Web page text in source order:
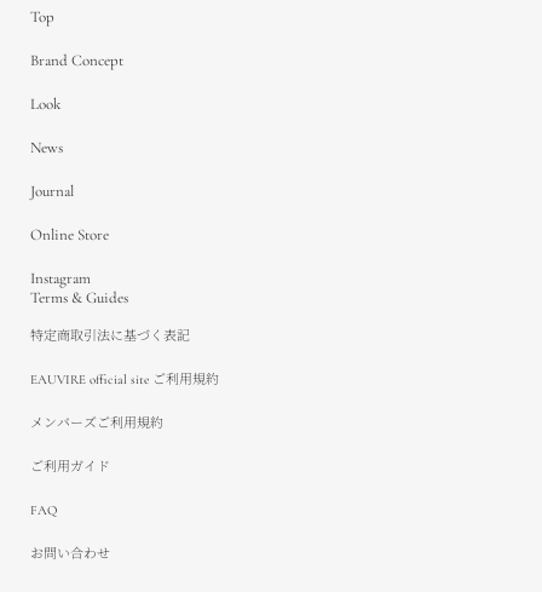
Top
Brand Concept
Look
News
Journal
Online Store
Instagram
Terms & Guides
特定商取引法に基づく表記
EAUVIRE official site ご利用規約
メンバーズご利用規約
ご利用ガイド
FAQ
お問い合わせ